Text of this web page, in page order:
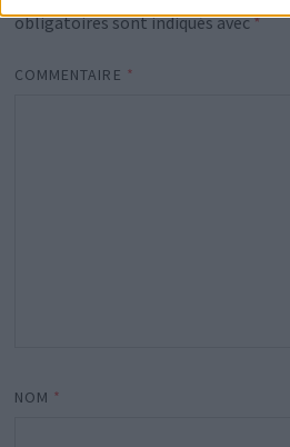
obligatoires sont indiqués avec*
COMMENTAIRE *
NOM *